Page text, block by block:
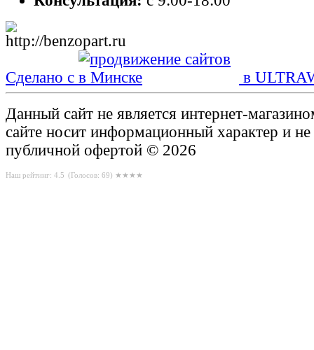
Сделано с в
Данный сайт не является интернет-
сайте носит информационный характер и не
публичной офертой © 2026
Наш рейтинг: 4.5 (Голосов: 69) ★★★★